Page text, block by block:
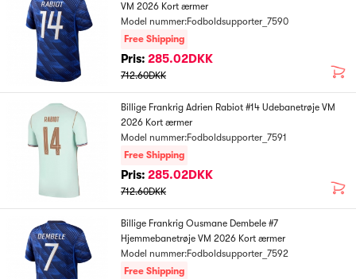
VM 2026 Kort ærmer
Model nummer:Fodboldsupporter_7590
Free Shipping
Pris: 285.02DKK
712.60DKK
Billige Frankrig Adrien Rabiot #14 Udebanetrøje VM
2026 Kort ærmer
Model nummer:Fodboldsupporter_7591
Free Shipping
Pris: 285.02DKK
712.60DKK
Billige Frankrig Ousmane Dembele #7
Hjemmebanetrøje VM 2026 Kort ærmer
Model nummer:Fodboldsupporter_7592
Free Shipping